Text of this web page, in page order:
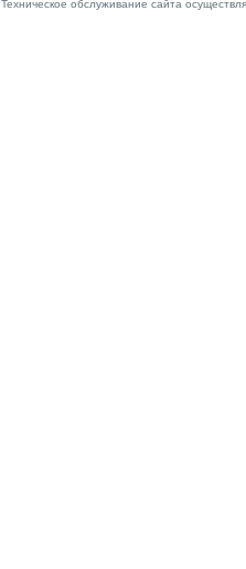
Техническое обслуживание сайта